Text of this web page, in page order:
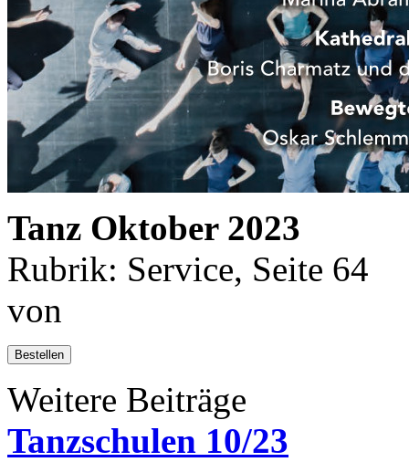
Tanz Oktober 2023
Rubrik: Service, Seite 64
von
Bestellen
Weitere Beiträge
Tanzschulen 10/23